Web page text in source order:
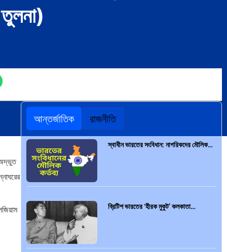
অদ্ভুত
আন্তর্জাতিক রাজনীতি
স্বাধীন ভারতের সংবিধান: নাগরিকদের মৌলিক…
ব্রিটিশ ভারতের ‘হীরক মুকুট’ কলকাতা…